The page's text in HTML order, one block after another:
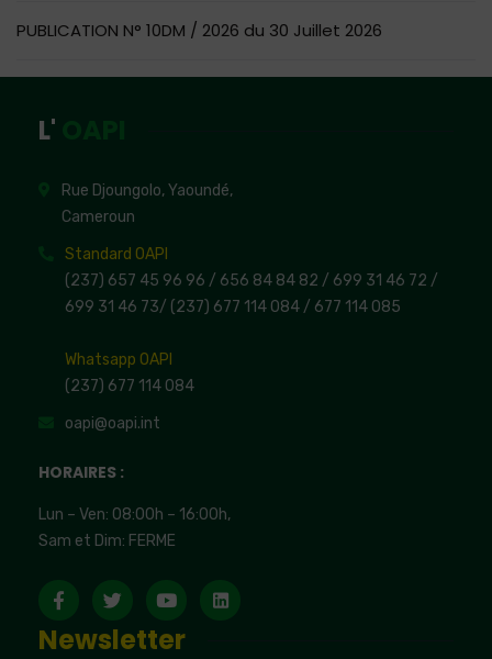
PUBLICATION N° 10DM / 2026 du 30 Juillet 2026
L'
Rue Djoungolo, Yaoundé,
Cameroun
Standard OAPI
(237) 657 45 96 96 / 656 84 84 82 / 699 31 46 72 /
699 31 46 73/ (237) 677 114 084 / 677 114 085
Whatsapp OAPI
(237) 677 114 084
oapi@oapi.int
HORAIRES :
Lun – Ven: 08:00h – 16:00h,
Sam et Dim: FERME
Newsletter